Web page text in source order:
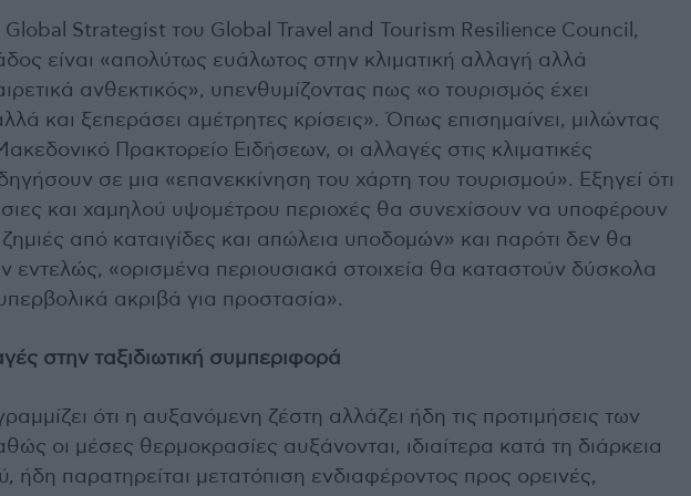
Global Strategist του Global Travel and Tourism Resilience Council,
είναι «απολύτως ευάλωτος στην κλιματική αλλαγή αλλά
ανθεκτικός», υπενθυμίζοντας πως «ο τουρισμός έχει
και ξεπεράσει αμέτρητες κρίσεις». Όπως επισημαίνει, μιλώντας
Πρακτορείο Ειδήσεων, οι αλλαγές στις κλιματικές
σε μια «επανεκκίνηση του χάρτη του τουρισμού». Εξηγεί ότι
και χαμηλού υψομέτρου περιοχές θα συνεχίσουν να υποφέρουν
από καταιγίδες και απώλεια υποδομών» και παρότι δεν θα
εντελώς, «ορισμένα περιουσιακά στοιχεία θα καταστούν δύσκολα
ακριβά για προστασία».
στην ταξιδιωτική συμπεριφορά
ότι η αυξανόμενη ζέστη αλλάζει ήδη τις προτιμήσεις των
οι μέσες θερμοκρασίες αυξάνονται, ιδιαίτερα κατά τη διάρκεια
ήδη παρατηρείται μετατόπιση ενδιαφέροντος προς ορεινές,